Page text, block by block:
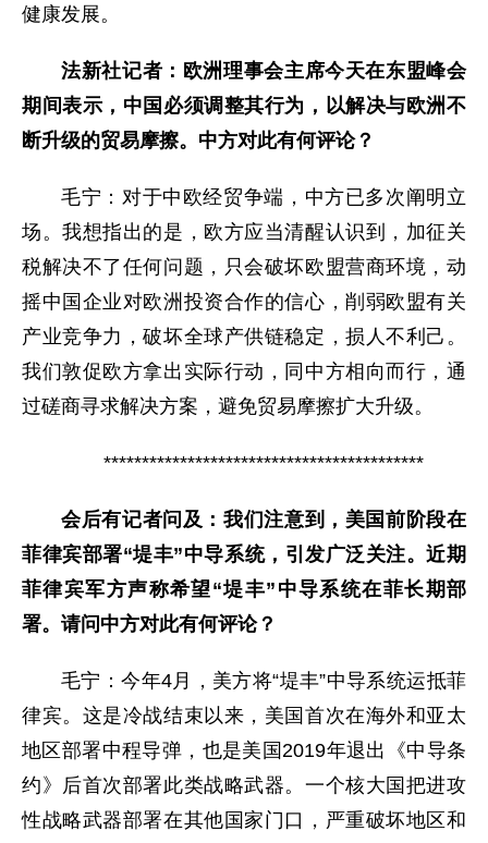
健康发展。
法新社记者：欧洲理事会主席今天在东盟峰会
期间表示，中国必须调整其行为，以解决与欧洲不
断升级的贸易摩擦。中方对此有何评论？
毛宁： 对于中欧经贸争端，中方已多次阐明立
场。我想指出的是，欧方应当清醒认识到，加征关
税解决不了任何问题，只会破坏欧盟营商环境，动
摇中国企业对欧洲投资合作的信心，削弱欧盟有关
产业竞争力，破坏全球产供链稳定，损人不利己。
我们敦促欧方拿出实际行动，同中方相向而行，通
过磋商寻求解决方案，避免贸易摩擦扩大升级。
******************************************
会后有记者问及：我们注意到，美国前阶段在
菲律宾部署“堤丰”中导系统，引发广泛关注。近期
菲律宾军方声称希望“堤丰”中导系统在菲长期部
署。请问中方对此有何评论？
毛宁：今年4月，美方将“堤丰”中导系统运抵菲
律宾。这是冷战结束以来，美国首次在海外和亚太
地区部署中程导弹，也是美国2019年退出《中导条
约》后首次部署此类战略武器。一个核大国把进攻
性战略武器部署在其他国家门口，严重破坏地区和